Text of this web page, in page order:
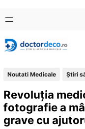
conținut
content
Noutati Medicale Ştiri
Revoluția
fotografie a
grave cu